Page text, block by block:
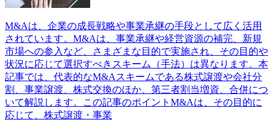
M&Aは、企業の成長戦略や事業承継の手段として広く活用
されています。M&Aは、事業承継や経営資源の補完、新規
市場への参入など、さまざまな目的で実施され、その目的や
状況に応じて選択すべきスキーム（手法）は異なります。本
記事では、代表的なM&Aスキームである株式譲渡や会社分
割、事業譲渡、株式交換のほか、第三者割当増資、合併につ
いて解説します。この記事のポイントM&Aは、その目的に
応じて、株式譲渡・事業